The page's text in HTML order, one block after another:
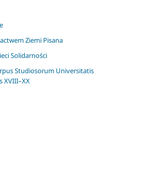
Ziemi Pisana
Solidarności
Studiosorum Universitatis
XVIII–XX